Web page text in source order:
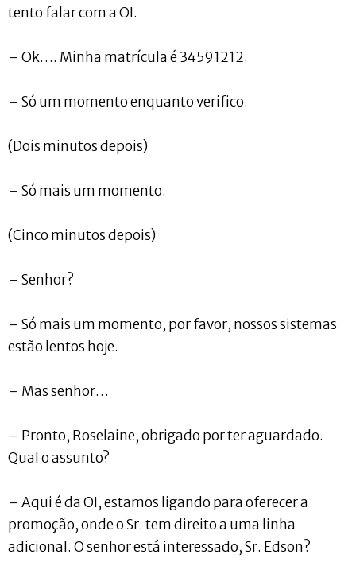
tento falar com a OI.
– Ok…. Minha matrícula é 34591212.
– Só um momento enquanto verifico.
(Dois minutos depois)
– Só mais um momento.
(Cinco minutos depois)
– Senhor?
– Só mais um momento, por favor, nossos sistemas
estão lentos hoje.
– Mas senhor…
– Pronto, Roselaine, obrigado por ter aguardado.
Qual o assunto?
– Aqui é da OI, estamos ligando para oferecer a
promoção, onde o Sr. tem direito a uma linha
adicional. O senhor está interessado, Sr. Edson?